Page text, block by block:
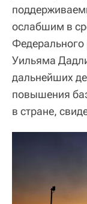
ослабшим в
Уильяма
дальнейших
повышения
в стране,